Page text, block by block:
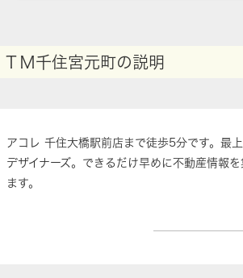
ＴＭ千住宮元町の説明
アコレ 千住大橋駅前店まで徒歩5分です。最
デザイナーズ。できるだけ早めに不動産情報
ます。